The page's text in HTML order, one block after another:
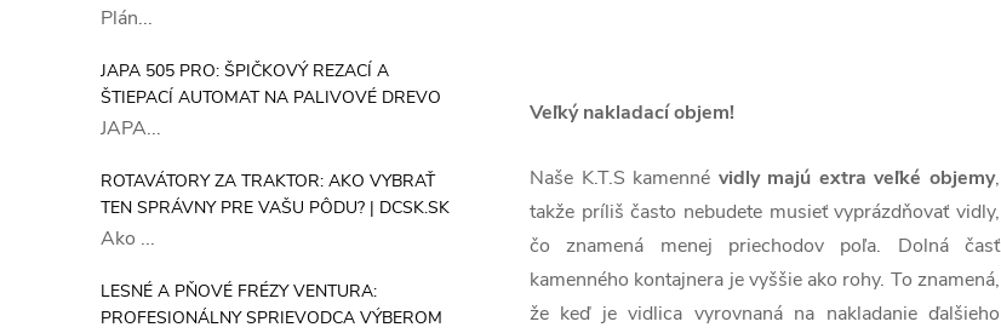
Plán...
JAPA 505 PRO: ŠPIČKOVÝ REZACÍ A
ŠTIEPACÍ AUTOMAT NA PALIVOVÉ DREVO
JAPA...
ROTAVÁTORY ZA TRAKTOR: AKO VYBRAŤ
TEN SPRÁVNY PRE VAŠU PÔDU? | DCSK.SK
Ako ...
LESNÉ A PŇOVÉ FRÉZY VENTURA:
PROFESIONÁLNY SPRIEVODCA VÝBEROM
Veľký nakladací objem!
Naše K.T.S kamenné vidly majú extra veľké objemy,
takže príliš často nebudete musieť vyprázdňovať vidly,
čo znamená menej priechodov poľa. Dolná časť
kamenného kontajnera je vyššie ako rohy. To znamená,
že keď je vidlica vyrovnaná na nakladanie ďalšieho